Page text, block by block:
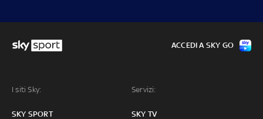
I siti Sky:
SKY SPORT
Servizi:
SKY TV
ACCEDI A SKY GO